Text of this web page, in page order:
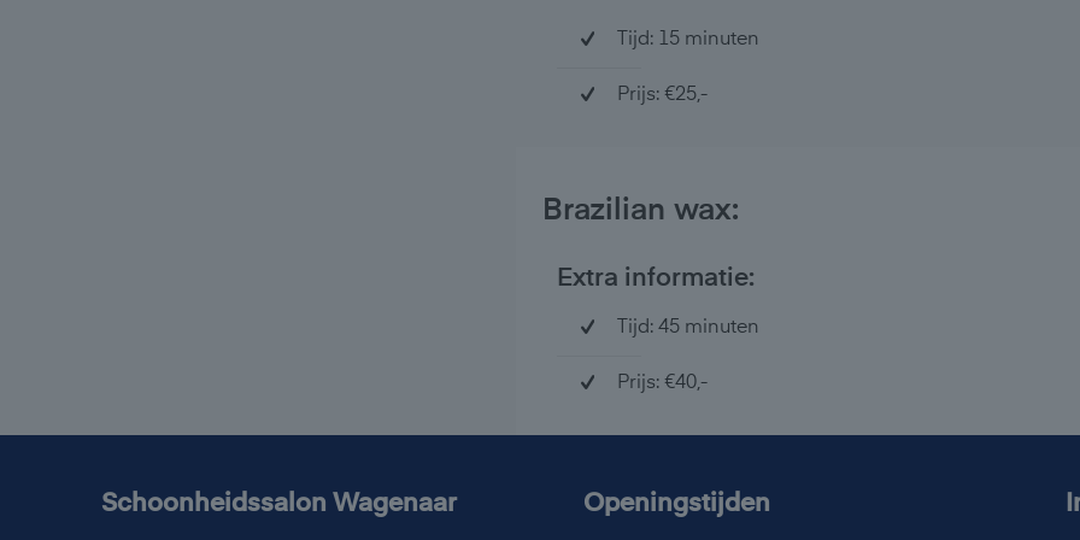
Tijd: 15 minuten
Prijs: €25,-
Brazilian wax:
Extra informatie:
Tijd: 45 minuten
Prijs: €40,-
Schoonheidssalon Wagenaar Openingstijden